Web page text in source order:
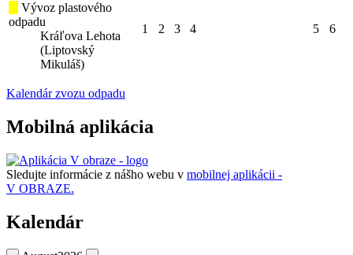
Vývoz plastového
odpadu
Kráľova Lehota
(Liptovský
Mikuláš)
1 2 3 4 5 6
Kalendár zvozu odpadu
Mobilná aplikácia
Sledujte informácie z nášho webu v mobilnej aplikácii -
V OBRAZE.
Kalendár